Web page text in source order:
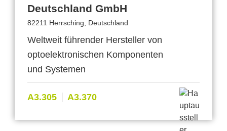
Deutschland GmbH
82211 Herrsching, Deutschland
Weltweit führender Hersteller von
optoelektronischen Komponenten
und Systemen
A3.305 A3.370